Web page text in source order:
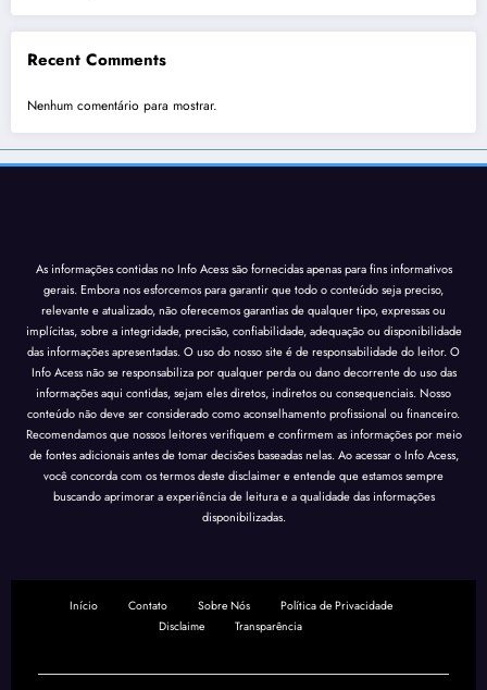
Recent Comments
Nenhum comentário para mostrar.
As informações contidas no Info Acess são fornecidas apenas para fins informativos
gerais. Embora nos esforcemos para garantir que todo o conteúdo seja preciso,
relevante e atualizado, não oferecemos garantias de qualquer tipo, expressas ou
implícitas, sobre a integridade, precisão, confiabilidade, adequação ou disponibilidade
das informações apresentadas. O uso do nosso site é de responsabilidade do leitor. O
Info Acess não se responsabiliza por qualquer perda ou dano decorrente do uso das
informações aqui contidas, sejam eles diretos, indiretos ou consequenciais. Nosso
conteúdo não deve ser considerado como aconselhamento profissional ou financeiro.
Recomendamos que nossos leitores verifiquem e confirmem as informações por meio
de fontes adicionais antes de tomar decisões baseadas nelas. Ao acessar o Info Acess,
você concorda com os termos deste disclaimer e entende que estamos sempre
buscando aprimorar a experiência de leitura e a qualidade das informações
disponibilizadas.
Início Contato Sobre Nós
Política de Privacidade
Disclaime
Transparência